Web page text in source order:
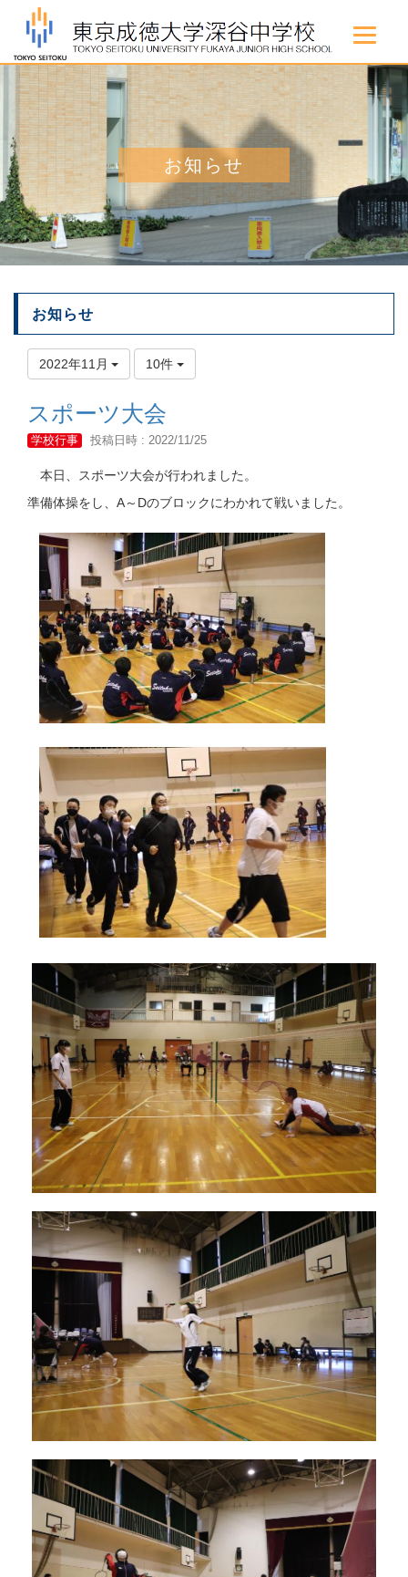
お知らせ
お知らせ
2022年11月 10件
スポーツ大会
学校行事 投稿日時 : 2022/11/25
本日、スポーツ大会が行われました。
準備体操をし、A～Dのブロックにわかれて戦いました。